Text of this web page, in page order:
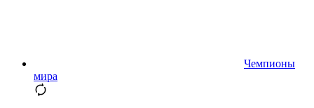
Чемпионы
мира